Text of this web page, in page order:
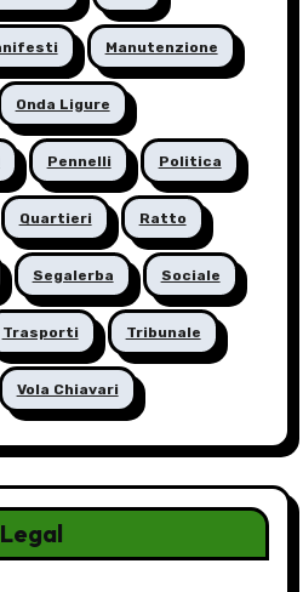
Manutenzione
Onda Ligure
Pennelli Politica
Quartieri Ratto
Segalerba Sociale
Trasporti Tribunale
Vola Chiavari
Legal